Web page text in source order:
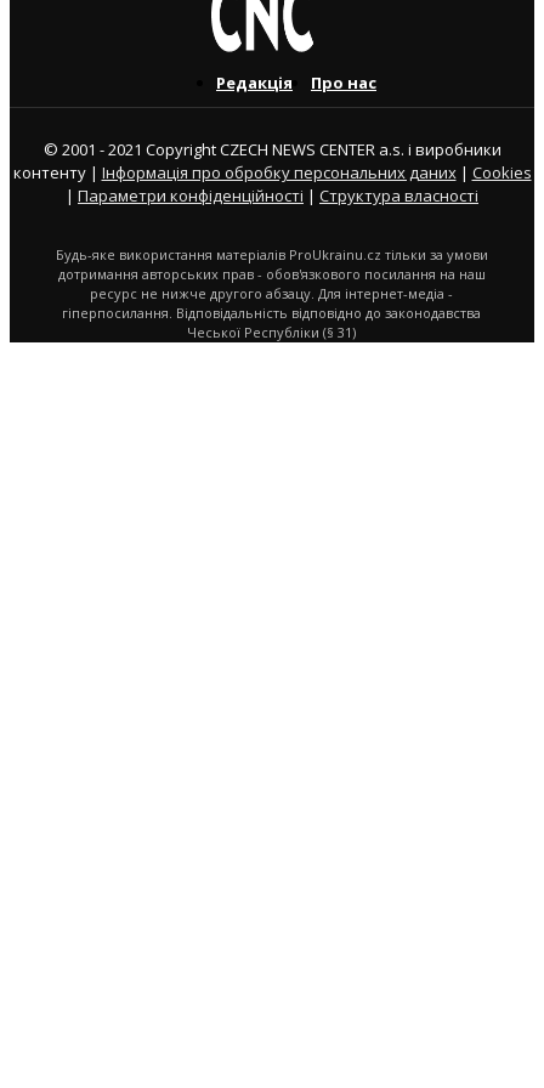
Редакція Про нас
© 2001 - 2021 Copyright CZECH NEWS CENTER a.s. і виробники
контенту | Інформація про обробку персональних даних| Cookies
| Параметри конфіденційності | Структура власності
Будь-яке використання матеріалів ProUkrainu.cz тільки за умови
дотримання авторських прав - обов'язкового посилання на наш
ресурс не нижче другого абзацу. Для інтернет-медіа -
гіперпосилання. Відповідальність відповідно до законодавства
Чеської Республіки (§ 31)